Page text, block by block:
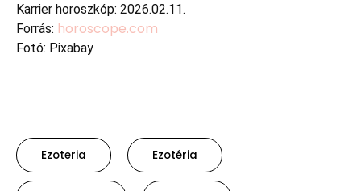
Karrier horoszkóp: 2026.02.11.
Forrás: horoscope.com
Fotó: Pixabay
Ezoteria Ezotéria